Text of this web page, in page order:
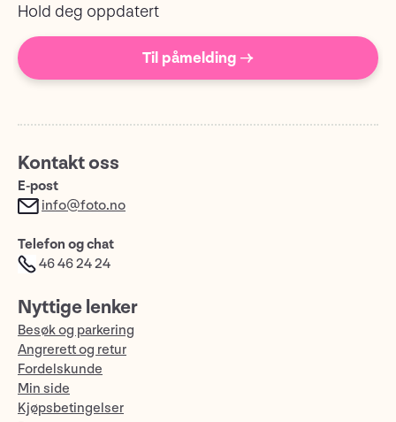
Hold deg oppdatert
Til påmelding →
Kontakt oss
E-post
info@foto.no
Telefon og chat
46 46 24 24
Nyttige lenker
Besøk og parkering
Angrerett og retur
Fordelskunde
Min side
Kjøpsbetingelser